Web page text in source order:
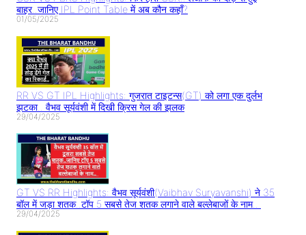
बाहर..जानिए IPL Point Table में अब कौन कहाँ?
01/05/2025
RR VS GT IPL Highlights: गुजरात टाइटन्स(GT) को लगा एक दुर्लभ
झटका.. वैभव सूर्यवंशी में दिखी क्रिस गेल की झलक
29/04/2025
GT VS RR Highlights: वैभव सूर्यवंशी(Vaibhav Suryavanshi) ने 35
बॉल में जड़ा शतक..टॉप 5 सबसे तेज शतक लगाने वाले बल्लेबाजों के नाम..
29/04/2025